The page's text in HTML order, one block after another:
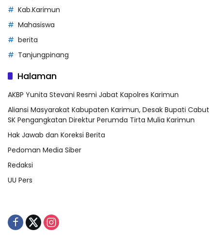
Kab.Karimun
Mahasiswa
berita
Tanjungpinang
Halaman
AKBP Yunita Stevani Resmi Jabat Kapolres Karimun
Aliansi Masyarakat Kabupaten Karimun, Desak Bupati Cabut
SK Pengangkatan Direktur Perumda Tirta Mulia Karimun
Hak Jawab dan Koreksi Berita
Pedoman Media Siber
Redaksi
UU Pers